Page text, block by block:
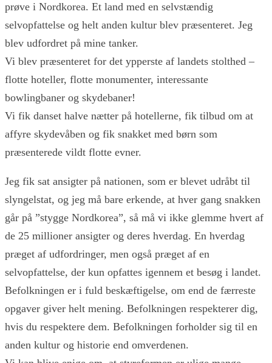
prøve i Nordkorea. Et land med en selvstændig
selvopfattelse og helt anden kultur blev præsenteret. Jeg
blev udfordret på mine tanker.
Vi blev præsenteret for det ypperste af landets stolthed –
flotte hoteller, flotte monumenter, interessante
bowlingbaner og skydebaner!
Vi fik danset halve nætter på hotellerne, fik tilbud om at
affyre skydevåben og fik snakket med børn som
præsenterede vildt flotte evner.
Jeg fik sat ansigter på nationen, som er blevet udråbt til
slyngelstat, og jeg må bare erkende, at hver gang snakken
går på ”stygge Nordkorea”, så må vi ikke glemme hvert af
de 25 millioner ansigter og deres hverdag. En hverdag
præget af udfordringer, men også præget af en
selvopfattelse, der kun opfattes igennem et besøg i landet.
Befolkningen er i fuld beskæftigelse, om end de færreste
opgaver giver helt mening. Befolkningen respekterer dig,
hvis du respektere dem. Befolkningen forholder sig til en
anden kultur og historie end omverdenen.